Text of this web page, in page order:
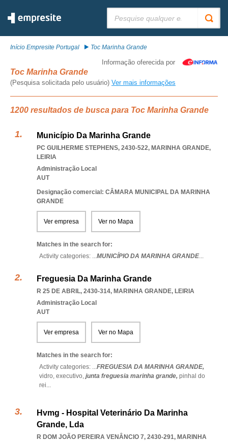
Início Empresite Portugal Toc Marinha Grande
Informação oferecida por
Toc Marinha Grande
(Pesquisa solicitada pelo usuário) Ver mais informações
1200 resultados de busca para Toc Marinha Grande
Município Da Marinha Grande
PC GUILHERME STEPHENS, 2430-522, MARINHA GRANDE,
LEIRIA
Administração Local
AUT
Designação comercial: CÂMARA MUNICIPAL DA MARINHA
GRANDE
Ver empresa Ver no Mapa
Matches in the search for:
Activity categories: ...MUNICÍPIO DA MARINHA GRANDE...
Freguesia Da Marinha Grande
R 25 DE ABRIL, 2430-314, MARINHA GRANDE, LEIRIA
Administração Local
AUT
Ver empresa Ver no Mapa
Matches in the search for:
Activity categories: ...FREGUESIA DA MARINHA GRANDE,
vidro, executivo, junta freguesia marinha grande, pinhal do
rei...
Hvmg - Hospital Veterinário Da Marinha
Grande, Lda
R DOM JOÃO PEREIRA VENÂNCIO 7, 2430-291, MARINHA